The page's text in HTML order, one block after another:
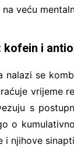
veću
kofein i
nalazi se
vrijeme
s
o
i njihove